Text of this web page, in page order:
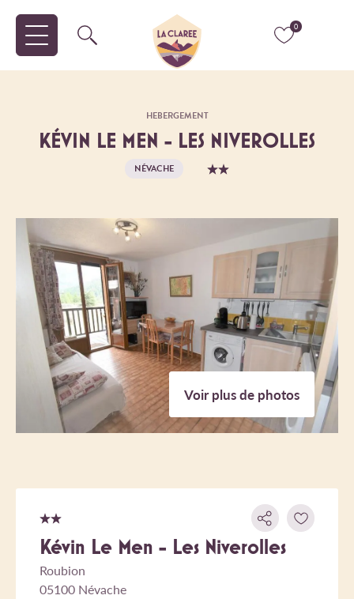
0
HEBERGEMENT
KÉVIN LE MEN - LES NIVEROLLES
NÉVACHE
Voir plus de photos
Kévin Le Men - Les Niverolles
Roubion
05100 Névache